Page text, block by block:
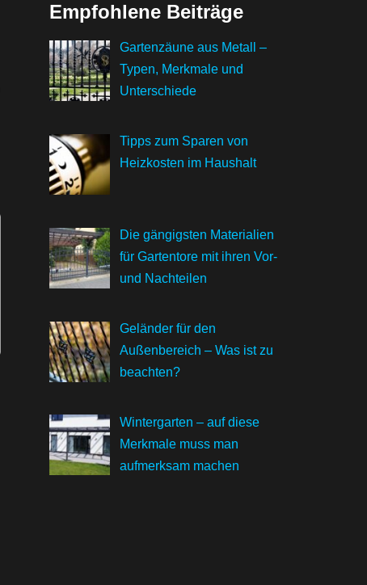
Empfohlene Beiträge
Gartenzäune aus Metall –
Typen, Merkmale und
Unterschiede
Tipps zum Sparen von
Heizkosten im Haushalt
Die gängigsten Materialien
für Gartentore mit ihren Vor-
und Nachteilen
Geländer für den
Außenbereich – Was ist zu
beachten?
Wintergarten – auf diese
Merkmale muss man
aufmerksam machen